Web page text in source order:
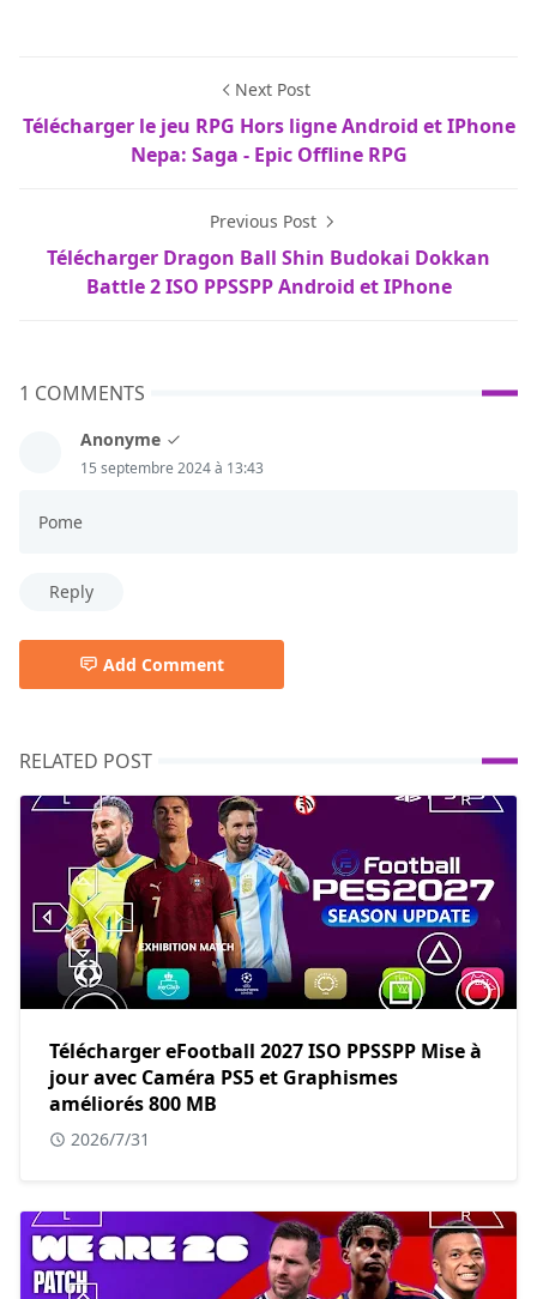
Next Post
Télécharger le jeu RPG Hors ligne Android et IPhone
Nepa: Saga - Epic Offline RPG
Previous Post
Télécharger Dragon Ball Shin Budokai Dokkan
Battle 2 ISO PPSSPP Android et IPhone
1 COMMENTS
Anonyme
15 septembre 2024 à 13:43
Pome
Reply
Add Comment
RELATED POST
Télécharger eFootball 2027 ISO PPSSPP Mise à
jour avec Caméra PS5 et Graphismes
améliorés 800 MB
2026/7/31